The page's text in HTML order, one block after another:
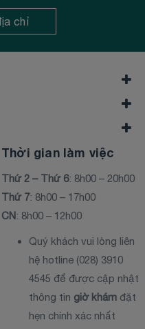
chỉ
Thời gian làm việc
Thứ 2 – Thứ 6: 8h00 – 20h00
Thứ 7: 8h00 – 17h00
CN: 8h00 – 12h00
Quý khách vui lòng liên
hệ hotline (028) 3910
4545 để được cập nhật
thông tin giờ khám đặt
hẹn chính xác nhất